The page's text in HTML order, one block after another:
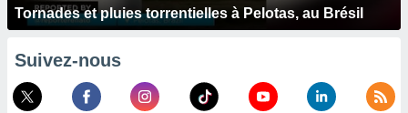
Tornades et pluies torrentielles à Pelotas, au Brésil
Suivez-nous